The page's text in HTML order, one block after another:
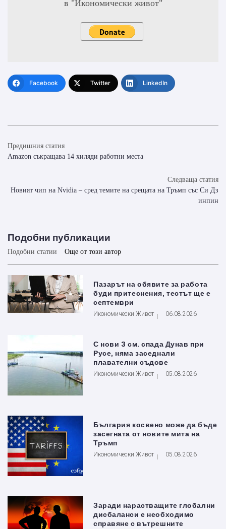
в "Икономически живот"
Facebook Twitter LinkedIn
Предишния статия
Amazon съкращава 14 хиляди работни места
Следваща статия
Новият чип на Nvidia – сред темите на срещата на Тръмп със Си Дз
инпин
Подобни публикации
Подобни статии Още от този автор
Пазарът на обявите за работа
буди притеснения, тестът ще е
септември
Икономически Живот 06.08.2026
С нови 3 см. спада Дунав при
Русе, няма заседнали
плавателни съдове
Икономически Живот 05.08.2026
България косвено може да бъде
засегната от новите мита на
Тръмп
Икономически Живот 05.08.2026
Заради нарастващите глобални
дисбаланси е необходимо
справяне с вътрешните